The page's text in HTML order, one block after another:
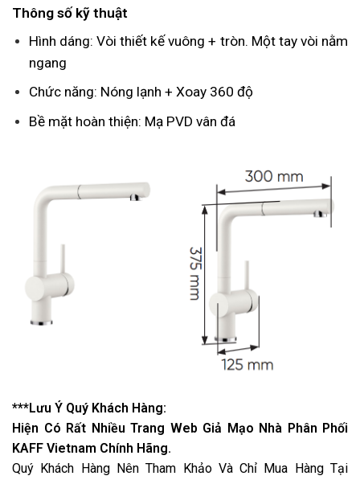
Thông số kỹ thuật
Hình dáng: Vòi thiết kế vuông + tròn. Một tay vòi nằm
ngang
Chức năng: Nóng lạnh + Xoay 360 độ
Bề mặt hoàn thiện: Mạ PVD vân đá
***Lưu Ý Quý Khách Hàng:
Hiện Có Rất Nhiều Trang Web Giả Mạo Nhà Phân Phối
KAFF Vietnam Chính Hãng.
Quý Khách Hàng Nên Tham Khảo Và Chỉ Mua Hàng Tại